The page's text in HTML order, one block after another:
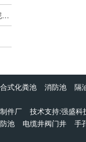
水泥检查井为什么要选择张家口固泰水泥预制件厂
式化粪池 消防池 隔
件厂 技术支持:强盛科
池 电缆井阀门井 手